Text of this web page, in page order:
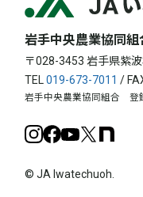
岩手中央農業協同組
〒028-3453 岩手県紫
TEL019-673-7011 /
岩手中央農業協同組合 登
Instagram
Facebook
YouTube
X
© JA Iwatechuoh.